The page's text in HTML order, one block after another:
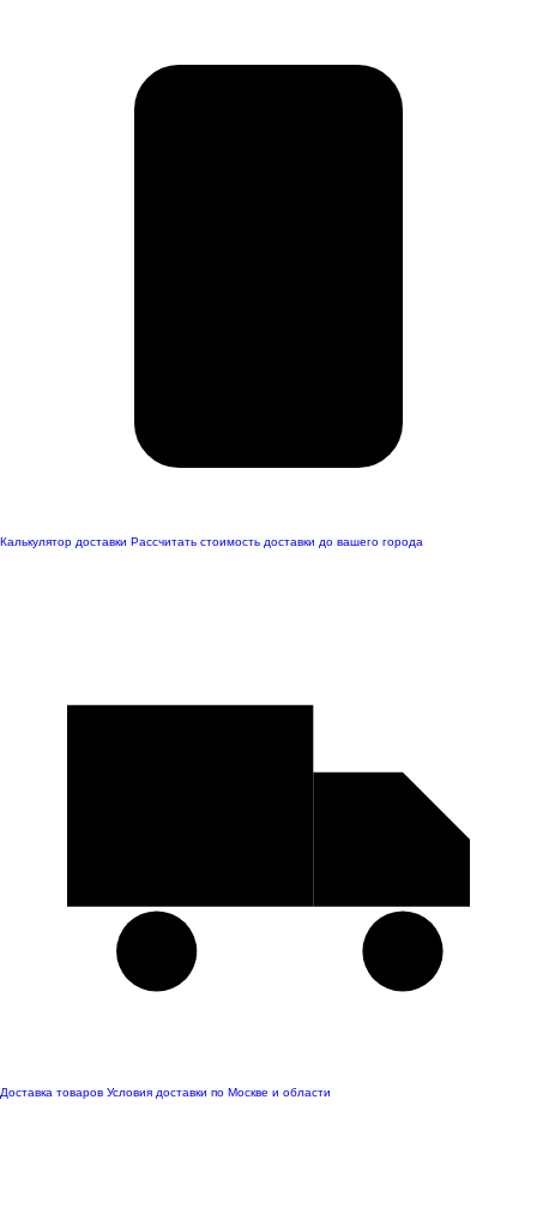
Калькулятор доставки Рассчитать стоимость доставки до вашего города
Доставка товаров Условия доставки по Москве и области